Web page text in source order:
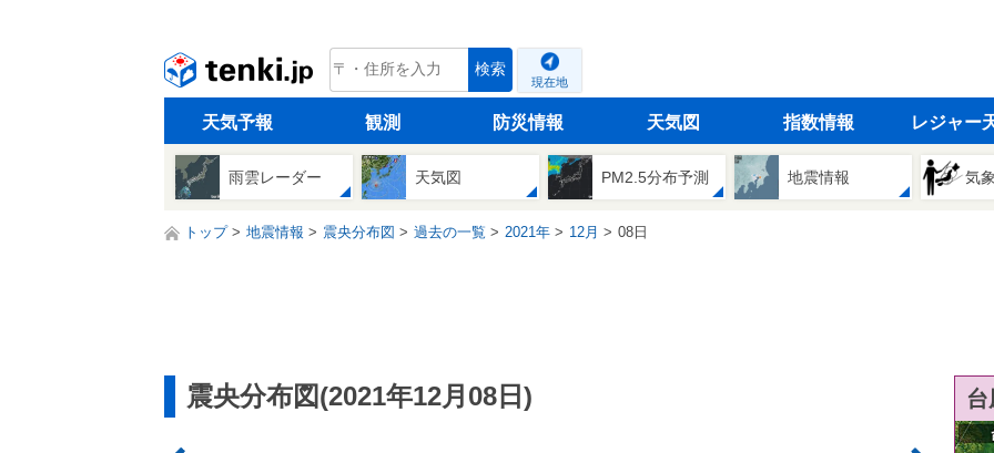
tenki.jp 検索
現在地
天気予報 観測 防災情報 天気図 指数情報 レジャー
雨雲レーダー 天気図 PM2.5分布予測 地震情報 気
トップ 地震情報 震央分布図 過去の一覧 2021年 12月 08日
震央分布図(2021年12月08日)